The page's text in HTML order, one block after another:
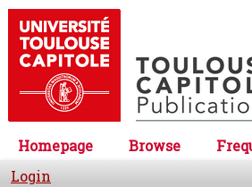
Homepage Browse
Login